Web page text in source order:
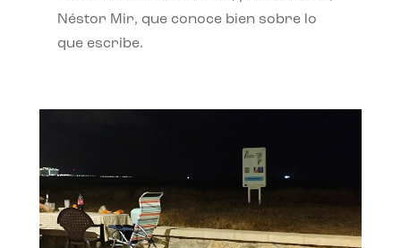
Néstor Mir, que conoce bien sobre lo
que escribe.